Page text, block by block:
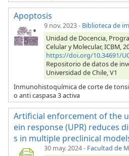
Apoptosis
9 nov. 2023- Biblioteca de
Unidad de Docencia,
Celular y Molecular, ICBM,
https://doi.org/10.34691/
Repositorio de datos de
Universidad de Chile, V1
Inmunohistoquímica de corte de
o anti caspasa 3 activa
Artificial enforcement of the
ein response (UPR) reduces
s in multiple preclinical
30 may. 2024- Facultad de